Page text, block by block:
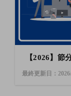
【2026】節
最終更新日：